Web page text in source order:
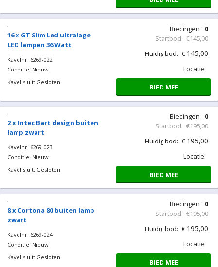
16 x GT Slim Led ultralage
LED lampen 36 Watt
Kavelnr: 6269-022
Conditie: Nieuw
Kavel sluit: Gesloten
Biedingen: 0
Startbod: €145,00
Huidig bod: € 145,00
Locatie:
BIED MEE
2 x Intec Bart design buiten
lamp zwart
Kavelnr: 6269-023
Conditie: Nieuw
Kavel sluit: Gesloten
Biedingen: 0
Startbod: €195,00
Huidig bod: € 195,00
Locatie:
BIED MEE
8 x Cortona 80 buiten lamp
zwart
Kavelnr: 6269-024
Conditie: Nieuw
Kavel sluit: Gesloten
Biedingen: 0
Startbod: €195,00
Huidig bod: € 195,00
Locatie:
BIED MEE